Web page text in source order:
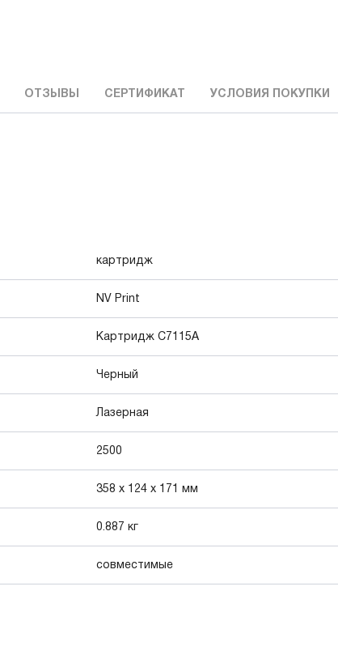
ОТЗЫВЫ СЕРТИФИКАТ УСЛОВИЯ ПОКУПКИ
картридж
NV Print
Картридж C7115A
Черный
Лазерная
2500
358 х 124 х 171 мм
0.887 кг
совместимые